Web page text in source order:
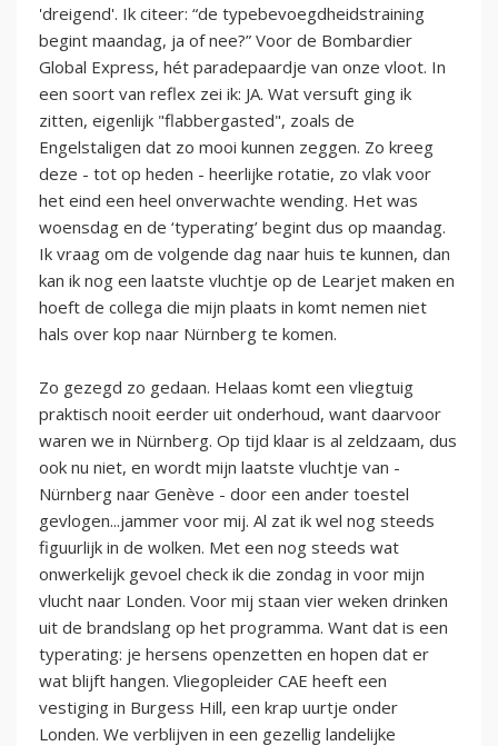
'dreigend'. Ik citeer: “de typebevoegdheidstraining
begint maandag, ja of nee?” Voor de Bombardier
Global Express, hét paradepaardje van onze vloot. In
een soort van reflex zei ik: JA. Wat versuft ging ik
zitten, eigenlijk "flabbergasted", zoals de
Engelstaligen dat zo mooi kunnen zeggen. Zo kreeg
deze - tot op heden - heerlijke rotatie, zo vlak voor
het eind een heel onverwachte wending. Het was
woensdag en de ‘typerating’ begint dus op maandag.
Ik vraag om de volgende dag naar huis te kunnen, dan
kan ik nog een laatste vluchtje op de Learjet maken en
hoeft de collega die mijn plaats in komt nemen niet
hals over kop naar Nürnberg te komen.
Zo gezegd zo gedaan. Helaas komt een vliegtuig
praktisch nooit eerder uit onderhoud, want daarvoor
waren we in Nürnberg. Op tijd klaar is al zeldzaam, dus
ook nu niet, en wordt mijn laatste vluchtje van -
Nürnberg naar Genève - door een ander toestel
gevlogen...jammer voor mij. Al zat ik wel nog steeds
figuurlijk in de wolken.‬ Met een nog steeds wat
onwerkelijk gevoel check ik die zondag in voor mijn
vlucht naar Londen. Voor mij staan vier weken drinken
uit de brandslang op het programma. Want dat is een
typerating: je hersens openzetten en hopen dat er
wat blijft hangen. Vliegopleider CAE heeft een
vestiging in Burgess Hill, een krap uurtje onder
Londen. We verblijven in een gezellig landelijke